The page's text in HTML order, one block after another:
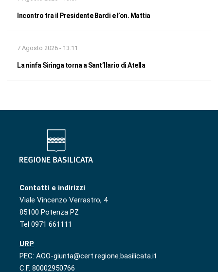
Incontro tra il Presidente Bardi e l’on. Mattia
7 Agosto 2026 - 13:11
La ninfa Siringa torna a Sant’Ilario di Atella
Contatti e indirizzi
Viale Vincenzo Verrastro, 4
85100 Potenza PZ
Tel 0971 661111
URP
PEC: AOO-giunta@cert.regione.basilicata.it
C.F. 80002950766